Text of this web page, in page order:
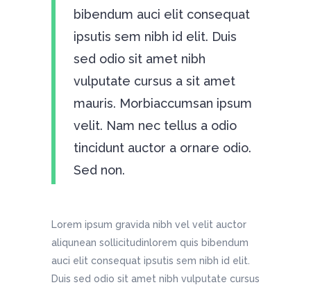
bibendum auci elit consequat
ipsutis sem nibh id elit. Duis
sed odio sit amet nibh
vulputate cursus a sit amet
mauris. Morbiaccumsan ipsum
velit. Nam nec tellus a odio
tincidunt auctor a ornare odio.
Sed non.
Lorem ipsum gravida nibh vel velit auctor
aliqunean sollicitudinlorem quis bibendum
auci elit consequat ipsutis sem nibh id elit.
Duis sed odio sit amet nibh vulputate cursus